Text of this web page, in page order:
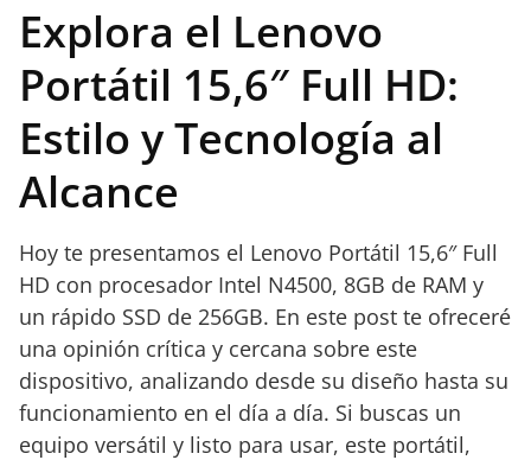
Explora el Lenovo
Portátil 15,6″ Full HD:
Estilo y Tecnología al
Alcance
Hoy te presentamos el Lenovo Portátil 15,6″ Full
HD con procesador Intel N4500, 8GB de RAM y
un rápido SSD de 256GB. En este post te ofreceré
una opinión crítica y cercana sobre este
dispositivo, analizando desde su diseño hasta su
funcionamiento en el día a día. Si buscas un
equipo versátil y listo para usar, este portátil,